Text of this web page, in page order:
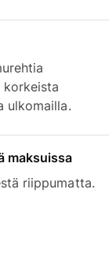
ulkomailla.
maksuissa
riippumatta.